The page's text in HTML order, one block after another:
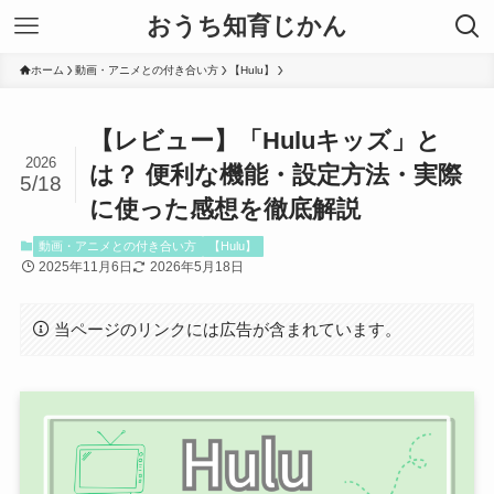
おうち知育じかん
ホーム 動画・アニメとの付き合い方 【Hulu】
【レビュー】「Huluキッズ」と
は？ 便利な機能・設定方法・実際
に使った感想を徹底解説
2026
5/18
動画・アニメとの付き合い方 【Hulu】
2025年11月6日 2026年5月18日
当ページのリンクには広告が含まれています。